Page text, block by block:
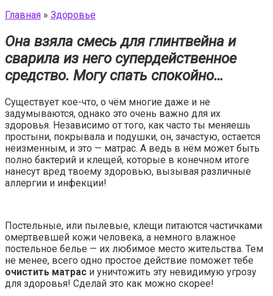
Главная » Здоровье
Она взяла смесь для глинтвейна и
сварила из него супердейственное
средство. Могу спать спокойно…
Существует кое-что, о чём многие даже и не
задумываются, однако это очень важно для их
здоровья. Независимо от того, как часто ты меняешь
простыни, покрывала и подушки, он, зачастую, остается
неизменным, и это — матрас. А ведь в нём может быть
полно бактерий и клещей, которые в конечном итоге
нанесут вред твоему здоровью, вызывая различные
аллергии и инфекции!
Постельные, или пылевые, клещи питаются частичками
омертвевшей кожи человека, а немного влажное
постельное белье — их любимое место жительства. Тем
не менее, всего одно простое действие поможет тебе
очистить матрас и уничтожить эту невидимую угрозу
для здоровья! Сделай это как можно скорее!